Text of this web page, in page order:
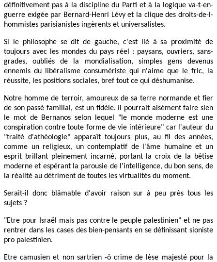
définitivement pas à la discipline du Parti et à la logique va-t-en-
guerre exigée par Bernard-Henri Lévy et la clique des droits-de-l-
hommistes parisianistes ingèrents et universalistes.
Si le philosophe se dit de gauche, c'est lié à sa proximité de
toujours avec les mondes du pays réel : paysans, ouvriers, sans-
grades, oubliés de la mondialisation, simples gens devenus
ennemis du libéralisme consumériste qui n'aime que le fric, la
réussite, les positions sociales, bref tout ce qui déshumanise.
Notre homme de terroir, amoureux de sa terre normande et fier
de son passé familial, est un fidèle. Il pourrait aisément faire sien
le mot de Bernanos selon lequel "le monde moderne est une
conspiration contre toute forme de vie intérieure" car l'auteur du
"traité d'athéologie" apparaît toujours plus, au fil des années,
comme un religieux, un contemplatif de l'âme humaine et un
esprit brillant pleinement incarné, portant la croix de la bêtise
moderne et espérant la parousie de l'intelligence, du bon sens, de
la réalité au détriment de toutes les virtualités du moment.
Serait-il donc blâmable d'avoir raison sur à peu près tous les
sujets ?
"Etre pour Israël mais pas contre le peuple palestinien" et ne pas
rentrer dans les cases des bien-pensants en se définissant sioniste
pro palestinien.
Etre camusien et non sartrien -ô crime de lèse majesté pour la